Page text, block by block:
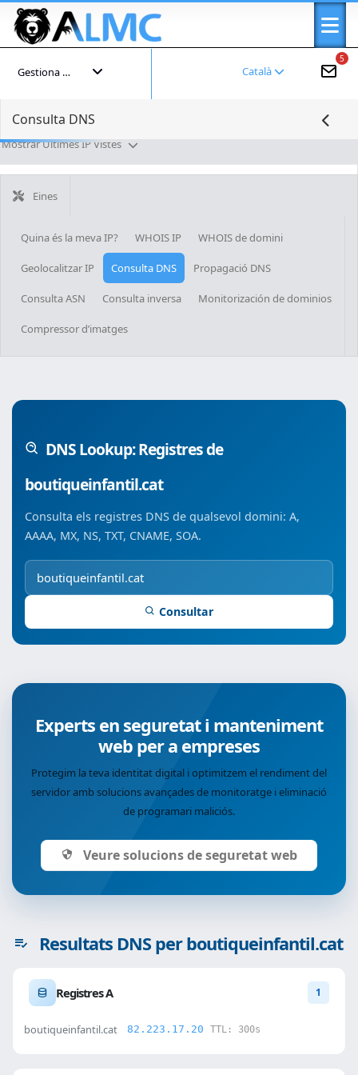
5
Català
Gestiona el teu compte
Consulta DNS
Mostrar Últimes IP Vistes
Eines
Quina és la meva IP? WHOIS IP WHOIS de domini
Geolocalitzar IP Consulta DNS Propagació DNS
Consulta ASN Consulta inversa Monitorización de dominios
Compressor d’imatges
DNS Lookup: Registres de
boutiqueinfantil.cat
Consulta els registres DNS de qualsevol domini: A,
AAAA, MX, NS, TXT, CNAME, SOA.
Consultar
Experts en seguretat i manteniment
web per a empreses
Protegim la teva identitat digital i optimitzem el rendiment del
servidor amb solucions avançades de monitoratge i eliminació
de programari maliciós.
Veure solucions de seguretat web
Resultats DNS per boutiqueinfantil.cat
Registres A 1
boutiqueinfantil.cat 82.223.17.20 TTL: 300s